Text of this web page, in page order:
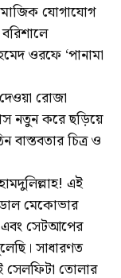
যোগাযোগ
ওরফে ‘পানামা
রোজা
নতুন করে ছড়িয়ে
বাস্তবতার চিত্র ও
এই
মেকোভার
এবং সেটআপের
সাধারণত
তোলার